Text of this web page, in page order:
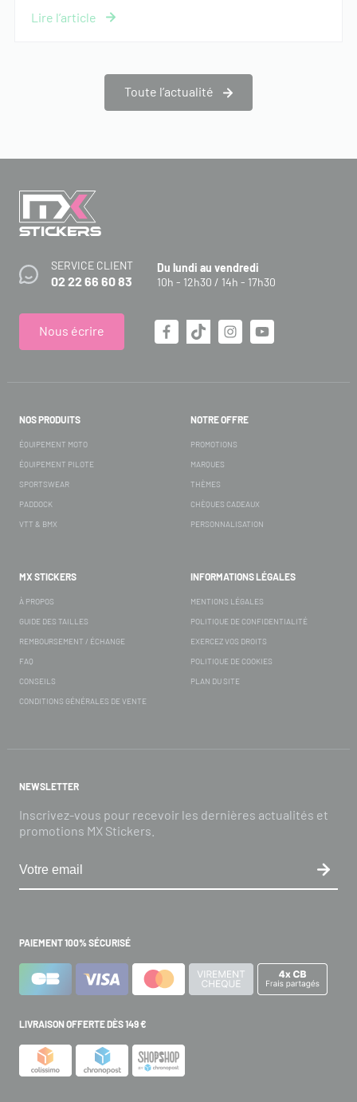
Toute l’actualité
SERVICE CLIENT
02 22 66 60 83
Du lundi au vendredi
10h - 12h30 / 14h - 17h30
Nous écrire
NOS PRODUITS
ÉQUIPEMENT MOTO
ÉQUIPEMENT PILOTE
SPORTSWEAR
PADDOCK
VTT & BMX
NOTRE OFFRE
PROMOTIONS
MARQUES
THÈMES
CHÈQUES CADEAUX
PERSONNALISATION
MX STICKERS
À PROPOS
GUIDE DES TAILLES
REMBOURSEMENT / ÉCHANGE
FAQ
CONSEILS
CONDITIONS GÉNÉRALES DE VENTE
INFORMATIONS LÉGALES
MENTIONS LÉGALES
POLITIQUE DE CONFIDENTIALITÉ
EXERCEZ VOS DROITS
POLITIQUE DE COOKIES
PLAN DU SITE
NEWSLETTER
Inscrivez-vous pour recevoir les dernières actualités et
promotions MX Stickers.
PAIEMENT 100% SÉCURISÉ
LIVRAISON OFFERTE DÈS 149 €